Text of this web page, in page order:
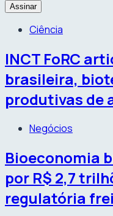
Ciência
INCT FoRC
brasileira,
produtivas de
Negócios
Bioeconomia
por R$ 2,7
regulatória